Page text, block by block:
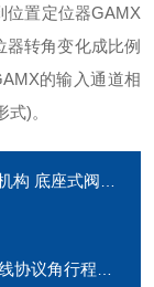
位置定位器GAMX
器转角变化成比例
的输入通道相
)。
座式阀门装置
行程电动装置